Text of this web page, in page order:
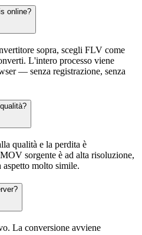
online?
sopra, scegli FLV come
L'intero processo viene
— senza registrazione, senza
qualità e la perdita è
sorgente è ad alta risoluzione,
molto simile.
La conversione avviene